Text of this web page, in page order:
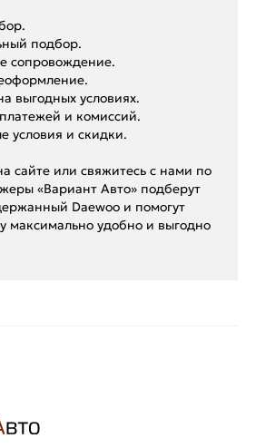
подбор.
сопровождение.
выгодных условиях.
и комиссий.
условия и скидки.
сайте или свяжитесь с нами по
«Вариант Авто» подберут
Daewoo и помогут
максимально удобно и выгодно